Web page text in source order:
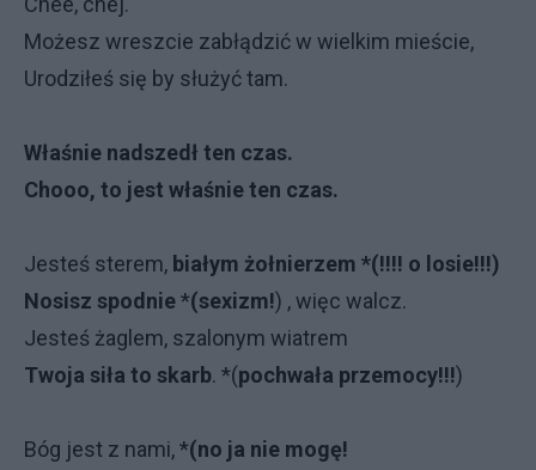
Możesz wreszcie zabłądzić w wielkim mieście,
Urodziłeś się by służyć tam.
Właśnie nadszedł ten czas.
Chooo, to jest właśnie ten czas.
Jesteś sterem, białym żołnierzem *(!!!! o losie!!!)
Nosisz spodnie*(sexizm!) , więc walcz.
Jesteś żaglem, szalonym wiatrem
Twoja siła to skarb. *(pochwała przemocy!!!)
Bóg jest z nami, *(no ja nie mogę!